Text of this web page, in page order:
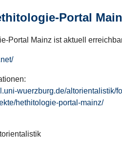
Portal
Portal Mainz ist aktuell
wuerzburg.de/altorientalistik/
hethitologie-portal-mainz/